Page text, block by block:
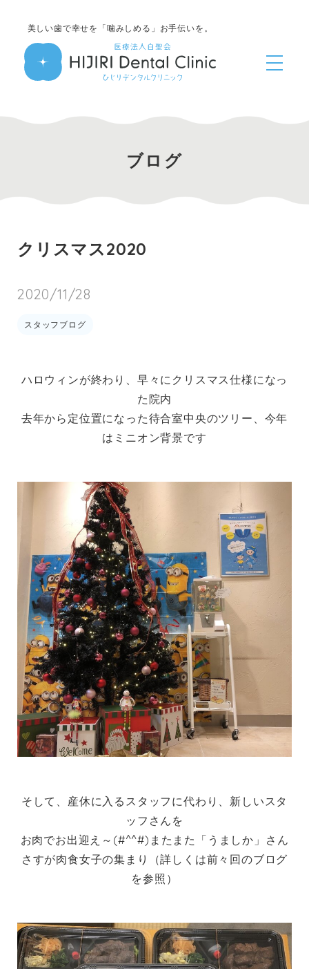
美しい歯で幸せを「噛みしめる」お手伝いを。
ブログ
クリスマス2020
2020/11/28
スタッフブログ
ハロウィンが終わり、早々にクリスマス仕様になっ
た院内
去年から定位置になった待合室中央のツリー、今年
はミニオン背景です
そして、産休に入るスタッフに代わり、新しいスタ
ッフさんを
お肉でお出迎え～(#^^#)またまた「うましか」さん
さすが肉食女子の集まり（詳しくは前々回のブログ
を参照）